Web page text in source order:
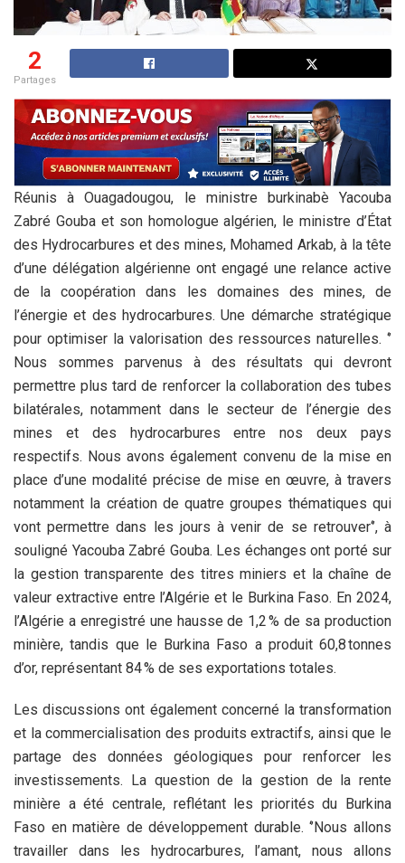
2
Partages
Réunis à Ouagadougou, le ministre burkinabè Yacouba
Zabré Gouba et son homologue algérien, le ministre d’État
des Hydrocarbures et des mines, Mohamed Arkab, à la tête
d’une délégation algérienne ont engagé une relance active
de la coopération dans les domaines des mines, de
l’énergie et des hydrocarbures. Une démarche stratégique
pour optimiser la valorisation des ressources naturelles. ‘’
Nous sommes parvenus à des résultats qui devront
permettre plus tard de renforcer la collaboration des tubes
bilatérales, notamment dans le secteur de l’énergie des
mines et des hydrocarbures entre nos deux pays
respectifs. Nous avons également convenu de la mise en
place d’une modalité précise de mise en œuvre, à travers
notamment la création de quatre groupes thématiques qui
vont permettre dans les jours à venir de se retrouver‘’, à
souligné Yacouba Zabré Gouba. Les échanges ont porté sur
la gestion transparente des titres miniers et la chaîne de
valeur extractive entre l’Algérie et le Burkina Faso. En 2024,
l’Algérie a enregistré une hausse de 1,2 % de sa production
minière, tandis que le Burkina Faso a produit 60,8 tonnes
d’or, représentant 84 % de ses exportations totales.
Les discussions ont également concerné la transformation
et la commercialisation des produits extractifs, ainsi que le
partage des données géologiques pour renforcer les
investissements. La question de la gestion de la rente
minière a été centrale, reflétant les priorités du Burkina
Faso en matière de développement durable. ‘’Nous allons
travailler dans les hydrocarbures, l’amant, nous allons